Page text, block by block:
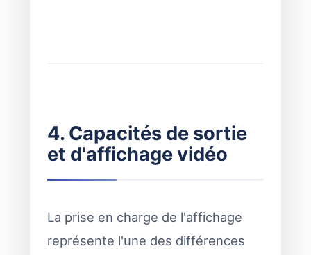
4. Capacités de sortie
et d'affichage vidéo
La prise en charge de l'affichage
représente l'une des différences